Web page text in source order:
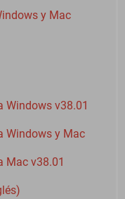
y Mac
Windows v38.01
Windows y Mac
Mac v38.01